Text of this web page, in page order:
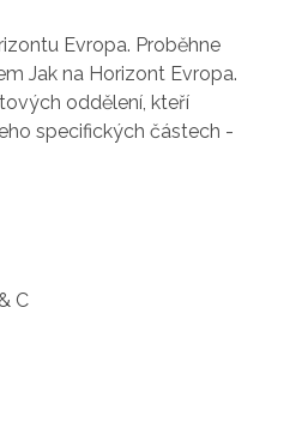
Evropa. Proběhne
Jak na Horizont Evropa.
oddělení, kteří
specifických částech -
C